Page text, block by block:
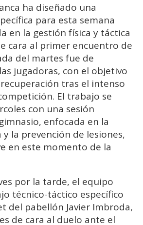
ha diseñado una
para esta semana
en la gestión física y táctica
cara al primer encuentro de
del martes fue de
jugadoras, con el objetivo
tras el intenso
El trabajo se
con una sesión
enfocada en la
y la prevención de lesiones,
en este momento de la
por la tarde, el equipo
técnico-táctico específico
del pabellón Javier Imbroda,
de cara al duelo ante el